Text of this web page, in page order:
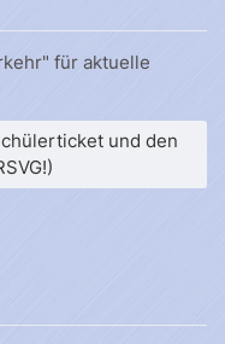
für aktuelle
und den